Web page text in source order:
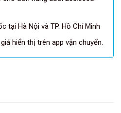
tại Hà Nội và TP. Hồ Chí Minh
hiển thị trên app vận chuyển.